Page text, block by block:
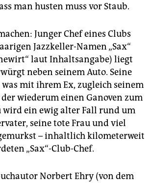
man husten muss vor Staub.
Junger Chef eines Clubs
Jazzkeller-Namen „Sax“
laut Inhaltsangabe) liegt
neben seinem Auto. Seine
mit ihrem Ex, zugleich seinem
wiederum einen Ganoven zum
wird ein ewig alter Fall rund um
seine tote Frau und viel
– inhaltlich kilometerweit
„Sax“-Club-Chef.
Norbert Ehry (von dem